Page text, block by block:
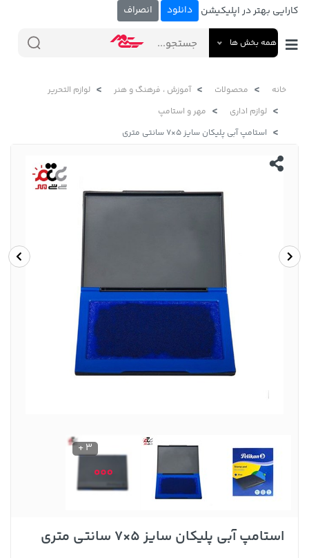
کارایی بهتر در اپلیکیشن دانلود انصراف
همه بخش ها
خانه محصولات آموزش ، فرهنگ و هنر
لوازم التحریر
لوازم اداری
مهر و استامپ
استامپ آبی پلیکان سایز 5×7 سانتی متری
3 +
استامپ آبی پلیکان سایز 5×7 سانتی متری